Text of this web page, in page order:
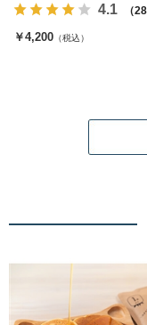
4.1 （
￥4,200 （税込）